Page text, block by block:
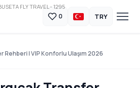
FLY TRAVEL - 1295
0 TRY
Rehberi | VIP Konforlu Ulaşım 2026